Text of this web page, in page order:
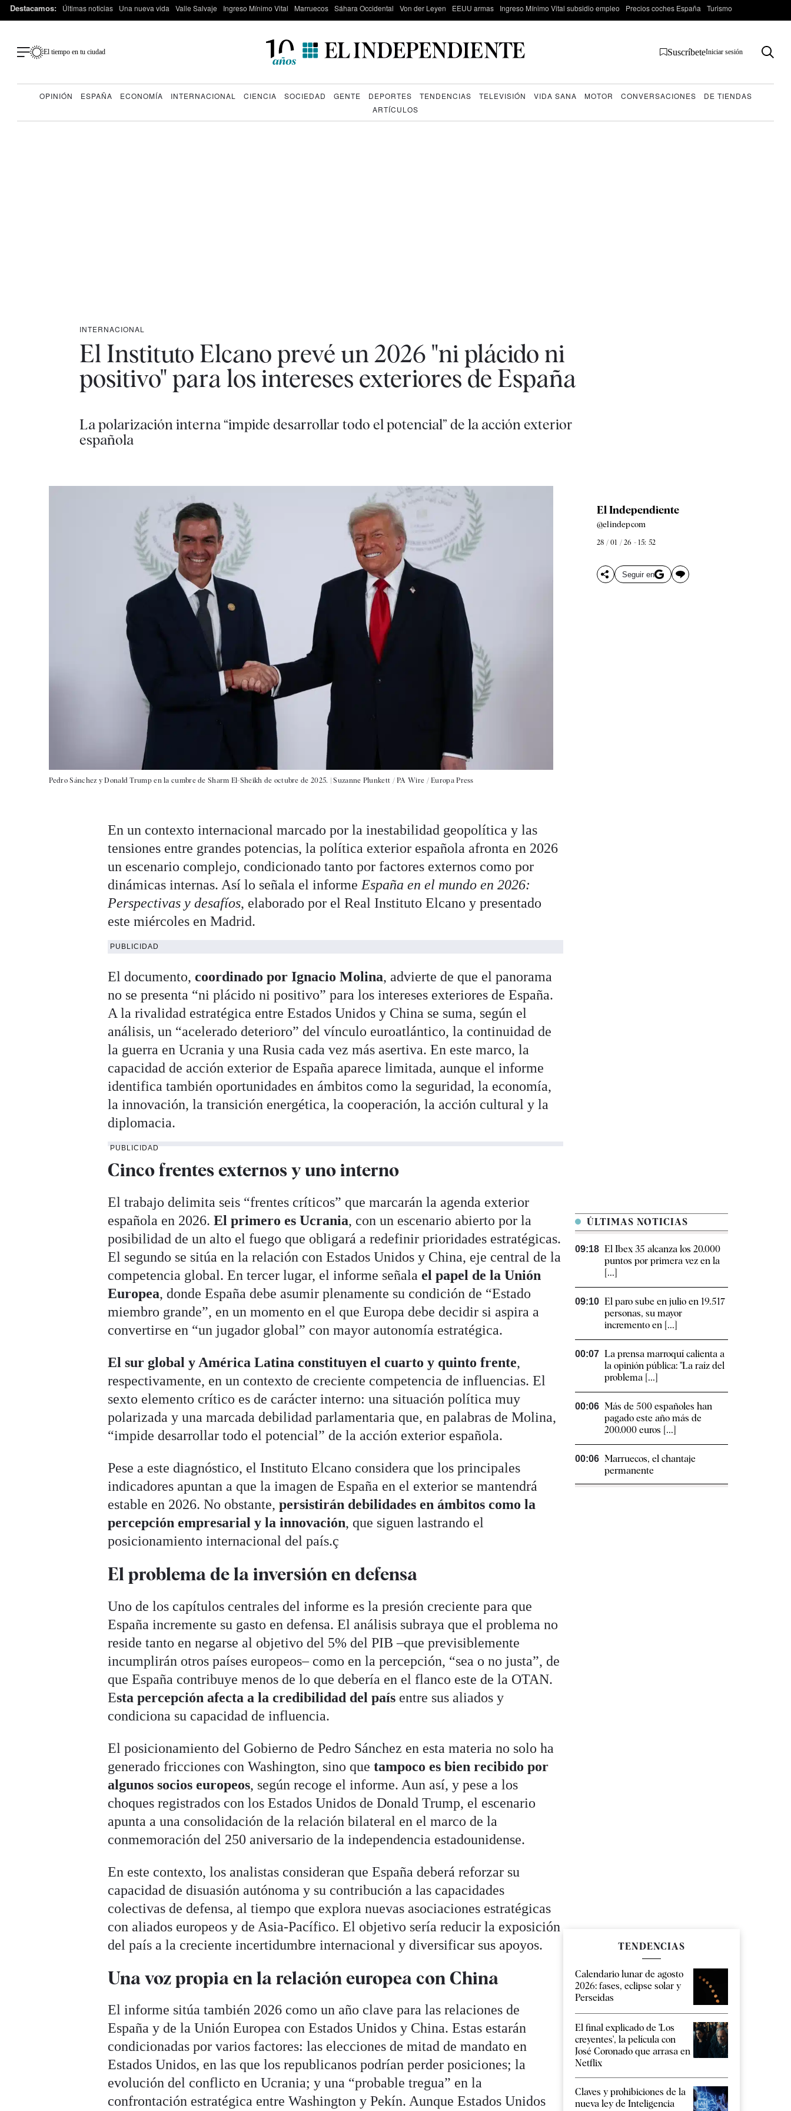
Destacamos: Últimas noticias Una nueva vida Valle Salvaje Ingreso Mínimo Vital Marruecos Sáhara Occidental Von der Leyen EEUU armas Ingreso Mínimo Vital subsidio empleo Precios coches España Turismo
El tiempo en tu ciudad SuscríbeteIniciar sesión
OPINIÓN ESPAÑA ECONOMÍA INTERNACIONAL CIENCIA SOCIEDAD GENTE DEPORTES TENDENCIAS TELEVISIÓN VIDA SANA MOTOR CONVERSACIONES
DE TIENDAS
ARTÍCULOS
INTERNACIONAL
El Instituto Elcano prevé un 2026 "ni plácido ni
positivo" para los intereses exteriores de España
La polarización interna “impide desarrollar todo el potencial” de la acción exterior
española
Pedro Sánchez y Donald Trump en la cumbre de Sharm El-Sheikh de octubre de 2025. |Suzanne Plunkett / PA Wire / Europa Press
El Independiente
@elindepcom
28 / 01 / 26 - 15: 52
Seguir en
En un contexto internacional marcado por la inestabilidad geopolítica y las
tensiones entre grandes potencias, la política exterior española afronta en 2026
un escenario complejo, condicionado tanto por factores externos como por
dinámicas internas. Así lo señala el informe España en el mundo en 2026:
Perspectivas y desafíos, elaborado por el Real Instituto Elcano y presentado
este miércoles en Madrid.
PUBLICIDAD
El documento,coordinado por Ignacio Molina, advierte de que el panorama
no se presenta “ni plácido ni positivo” para los intereses exteriores de España.
A la rivalidad estratégica entre Estados Unidos y China se suma, según el
análisis, un “acelerado deterioro” del vínculo euroatlántico, la continuidad de
la guerra en Ucrania y una Rusia cada vez más asertiva. En este marco, la
capacidad de acción exterior de España aparece limitada, aunque el informe
identifica también oportunidades en ámbitos como la seguridad, la economía,
la innovación, la transición energética, la cooperación, la acción cultural y la
diplomacia.
PUBLICIDAD
Cinco frentes externos y uno interno
El trabajo delimita seis “frentes críticos” que marcarán la agenda exterior
española en 2026.El primero es Ucrania, con un escenario abierto por la
posibilidad de un alto el fuego que obligará a redefinir prioridades estratégicas.
El segundo se sitúa en la relación con Estados Unidos y China, eje central de la
competencia global. En tercer lugar, el informe señalael papel de la Unión
Europea, donde España debe asumir plenamente su condición de “Estado
miembro grande”, en un momento en el que Europa debe decidir si aspira a
convertirse en “un jugador global” con mayor autonomía estratégica.
El sur global y América Latina constituyen el cuarto y quinto frente,
respectivamente, en un contexto de creciente competencia de influencias. El
sexto elemento crítico es de carácter interno: una situación política muy
polarizada y una marcada debilidad parlamentaria que, en palabras de Molina,
“impide desarrollar todo el potencial” de la acción exterior española.
Pese a este diagnóstico, el Instituto Elcano considera que los principales
indicadores apuntan a que la imagen de España en el exterior se mantendrá
estable en 2026. No obstante,persistirán debilidades en ámbitos como la
percepción empresarial y la innovación, que siguen lastrando el
posicionamiento internacional del país.ç
El problema de la inversión en defensa
Uno de los capítulos centrales del informe es la presión creciente para que
España incremente su gasto en defensa. El análisis subraya que el problema no
reside tanto en negarse al objetivo del 5% del PIB –que previsiblemente
incumplirán otros países europeos– como en la percepción, “sea o no justa”, de
que España contribuye menos de lo que debería en el flanco este de la OTAN.
Esta percepción afecta a la credibilidad del país entre sus aliados y
condiciona su capacidad de influencia.
El posicionamiento del Gobierno de Pedro Sánchez en esta materia no solo ha
generado fricciones con Washington, sino quetampoco es bien recibido por
algunos socios europeos, según recoge el informe. Aun así, y pese a los
choques registrados con los Estados Unidos de Donald Trump, el escenario
apunta a una consolidación de la relación bilateral en el marco de la
conmemoración del 250 aniversario de la independencia estadounidense.
En este contexto, los analistas consideran que España deberá reforzar su
capacidad de disuasión autónoma y su contribución a las capacidades
colectivas de defensa, al tiempo que explora nuevas asociaciones estratégicas
con aliados europeos y de Asia-Pacífico. El objetivo sería reducir la exposición
del país a la creciente incertidumbre internacional y diversificar sus apoyos.
Una voz propia en la relación europea con China
El informe sitúa también 2026 como un año clave para las relaciones de
España y de la Unión Europea con Estados Unidos y China. Estas estarán
condicionadas por varios factores: las elecciones de mitad de mandato en
Estados Unidos, en las que los republicanos podrían perder posiciones; la
evolución del conflicto en Ucrania; y una “probable tregua” en la
confrontación estratégica entre Washington y Pekín. Aunque Estados Unidos
ÚLTIMAS NOTICIAS
09:18 El Ibex 35 alcanza los 20.000
puntos por primera vez en la
[...]
09:10 El paro sube en julio en 19.517
personas, su mayor
incremento en [...]
00:07 La prensa marroquí calienta a
la opinión pública: "La raíz del
problema [...]
00:06 Más de 500 españoles han
pagado este año más de
200.000 euros [...]
00:06 Marruecos, el chantaje
permanente
TENDENCIAS
Calendario lunar de agosto
2026: fases, eclipse solar y
Perseidas
El final explicado de 'Los
creyentes', la película con
José Coronado que arrasa en
Netflix
Claves y prohibiciones de la
nueva ley de Inteligencia